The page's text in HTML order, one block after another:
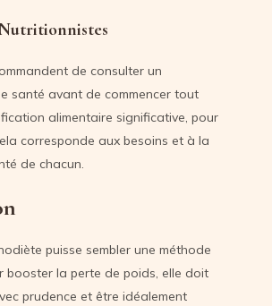
de consulter un
santé avant de commencer tout
alimentaire significative, pour
corresponde aux besoins et à la
de chacun.
puisse sembler une méthode
booster la perte de poids, elle doit
prudence et être idéalement